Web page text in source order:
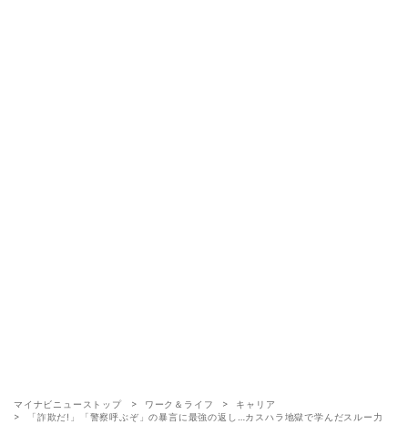
マイナビニューストップ ワーク＆ライフ
キャリア
「詐欺だ!」「警察呼ぶぞ」の暴言に最強の返し…カスハラ地獄で学んだスルー力